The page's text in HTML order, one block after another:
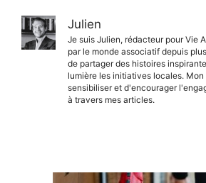
Julien
Je suis Julien, rédacteur pour Vie
par le monde associatif depuis
de partager des histoires
lumière les initiatives locales.
sensibiliser et d'encourager
à travers mes articles.